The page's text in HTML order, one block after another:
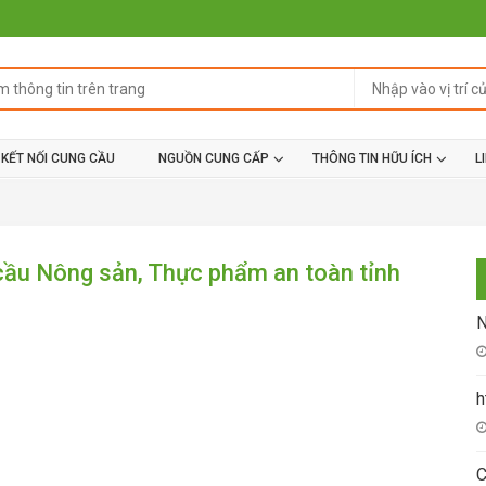
KẾT NỐI CUNG CẦU NGUỒN CUNG CẤP THÔNG TIN HỮU ÍCH
Nông sản, Thực phẩm an toàn tỉnh